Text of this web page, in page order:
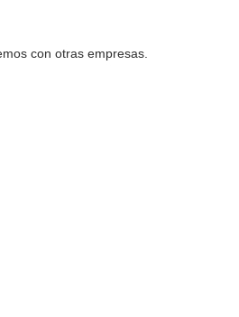
con otras empresas.